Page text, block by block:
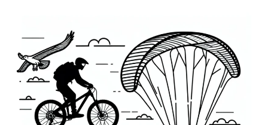
a
t
o
n